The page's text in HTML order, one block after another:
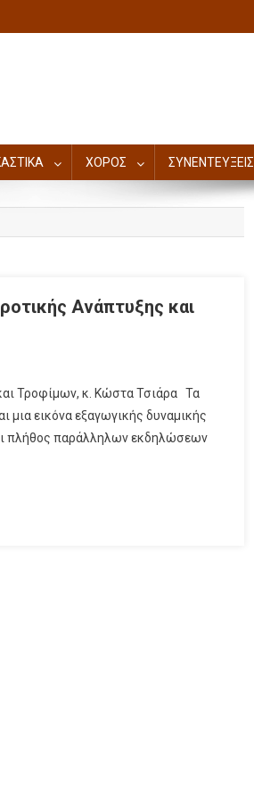
ΧΟΡΟΣ ΣΥΝΕΝΤΕΥΞΕΙΣ
Ανάπτυξης και
Τροφίμων, κ. Κώστα Τσιάρα Τα
μια εικόνα εξαγωγικής δυναμικής
πλήθος παράλληλων εκδηλώσεων